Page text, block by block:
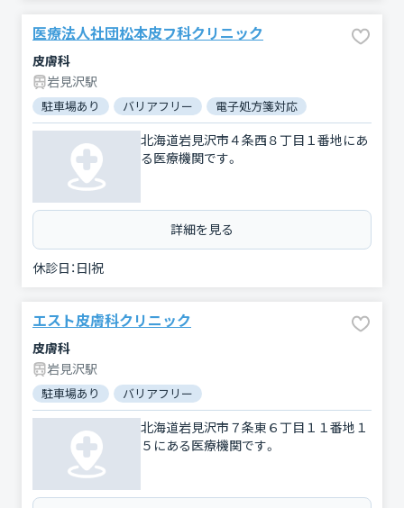
医療法人社団松本皮フ科クリニック
皮膚科
岩見沢駅
駐車場あり バリアフリー 電子処方箋対応
北海道岩見沢市４条西８丁目１番地にあ
る医療機関です。
詳細を見る
休診日： 日|祝
エスト皮膚科クリニック
皮膚科
岩見沢駅
駐車場あり バリアフリー
北海道岩見沢市７条東６丁目１１番地１
５にある医療機関です。